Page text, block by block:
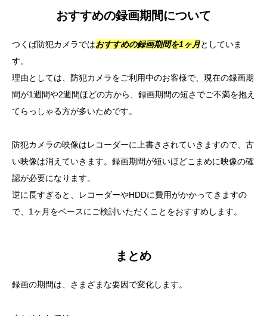
おすすめの録画期間について
つくば防犯カメラではおすすめの録画期間を1ヶ月としていま
す。
理由としては、防犯カメラをご利用中のお客様で、現在の録画期
間が1週間や2週間ほどの方から、録画期間の短さでご不満を抱え
てらっしゃる方が多いためです。
防犯カメラの映像はレコーダーに上書きされていきますので、古
い映像は消えていきます。録画期間が短いほどこまめに映像の確
認が必要になります。
逆に長すぎると、レコーダーやHDDに費用がかかってきますの
で、1ヶ月をベースにご検討いただくことをおすすめします。
まとめ
録画の期間は、さまざまな要因で変化します。